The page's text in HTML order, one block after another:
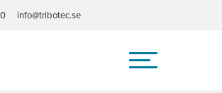
info@tribotec.se